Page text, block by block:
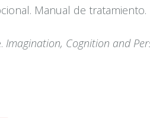
Manual de tratamiento.
Imagination, Cognition and